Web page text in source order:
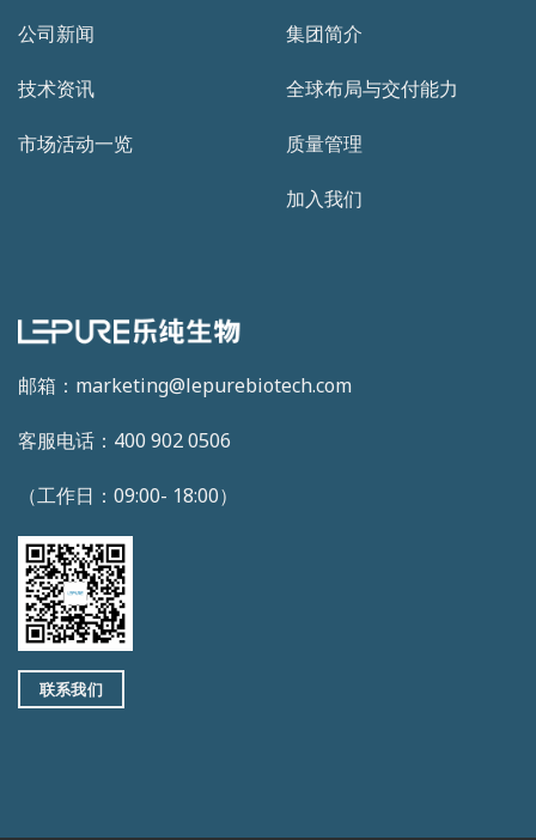
邮箱：marketing@lepurebiotech.com
客服电话：400 902 0506
（工作日：09:00- 18:00）
联系我们
公司新闻
技术资讯
市场活动一览
集团简介
全球布局与交付能力
质量管理
加入我们